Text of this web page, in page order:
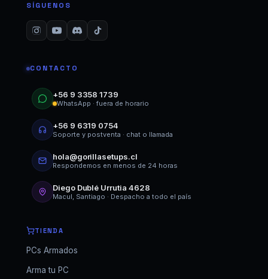
SÍGUENOS
CONTACTO
+56 9 3358 1739
WhatsApp · fuera de horario
+56 9 6319 0754
Soporte y postventa · chat o llamada
hola@gorillasetups.cl
Respondemos en menos de 24 horas
Diego Dublé Urrutia 4628
Macul, Santiago · Despacho a todo el país
TIENDA
PCs Armados
Arma tu PC